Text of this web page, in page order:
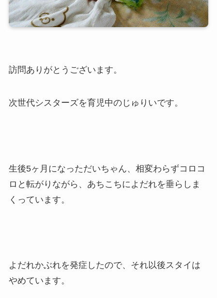
訪問ありがとうございます。
次世代シスターズを育児中のじゅりいです。
生後5ヶ月になっただいちゃん、相変わらずコロコ
ロと転がりながら、あちこちによだれを垂らしま
くっています。
よだれかぶれを発症したので、それ以後スタイは
やめています。